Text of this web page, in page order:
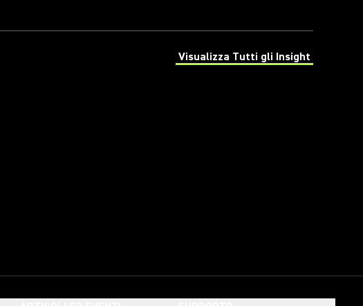
Visualizza Tutti gli Insight
(Opens in a new tab)